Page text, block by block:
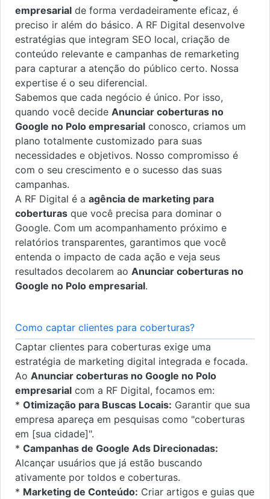
empresarial de forma verdadeiramente eficaz, é
preciso ir além do básico. A RF Digital desenvolve
estratégias que integram SEO local, criação de
conteúdo relevante e campanhas de remarketing
para capturar a atenção do público certo. Nossa
expertise é o seu diferencial.
Sabemos que cada negócio é único. Por isso,
quando você decide Anunciar coberturas no
Google no Polo empresarial conosco, criamos um
plano totalmente customizado para suas
necessidades e objetivos. Nosso compromisso é
com o seu crescimento e o sucesso das suas
campanhas.
A RF Digital é a agência de marketing para
coberturas que você precisa para dominar o
Google. Com um acompanhamento próximo e
relatórios transparentes, garantimos que você
entenda o impacto de cada ação e veja seus
resultados decolarem ao Anunciar coberturas no
Google no Polo empresarial.
Como captar clientes para coberturas?
Captar clientes para coberturas exige uma
estratégia de marketing digital integrada e focada.
Ao Anunciar coberturas no Google no Polo
empresarial com a RF Digital, focamos em:
* Otimização para Buscas Locais: Garantir que sua
empresa apareça em pesquisas como "coberturas
em [sua cidade]".
* Campanhas de Google Ads Direcionadas:
Alcançar usuários que já estão buscando
ativamente por toldos e coberturas.
* Marketing de Conteúdo: Criar artigos e guias que